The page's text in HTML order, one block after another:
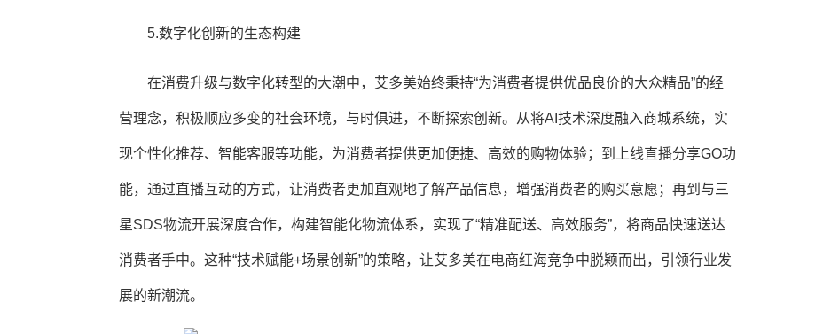
5.数字化创新的生态构建
在消费升级与数字化转型的大潮中，艾多美始终秉持“为消费者提供优品良价的大众精品”的经
营理念，积极顺应多变的社会环境，与时俱进，不断探索创新。从将AI技术深度融入商城系统，实
现个性化推荐、智能客服等功能，为消费者提供更加便捷、高效的购物体验；到上线直播分享GO功
能，通过直播互动的方式，让消费者更加直观地了解产品信息，增强消费者的购买意愿；再到与三
星SDS物流开展深度合作，构建智能化物流体系，实现了“精准配送、高效服务”，将商品快速送达
消费者手中。这种“技术赋能+场景创新”的策略，让艾多美在电商红海竞争中脱颖而出，引领行业发
展的新潮流。